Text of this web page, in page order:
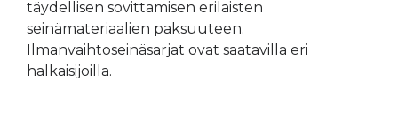
täydellisen sovittamisen erilaisten
seinämateriaalien paksuuteen.
Ilmanvaihtoseinäsarjat ovat saatavilla eri
halkaisijoilla.